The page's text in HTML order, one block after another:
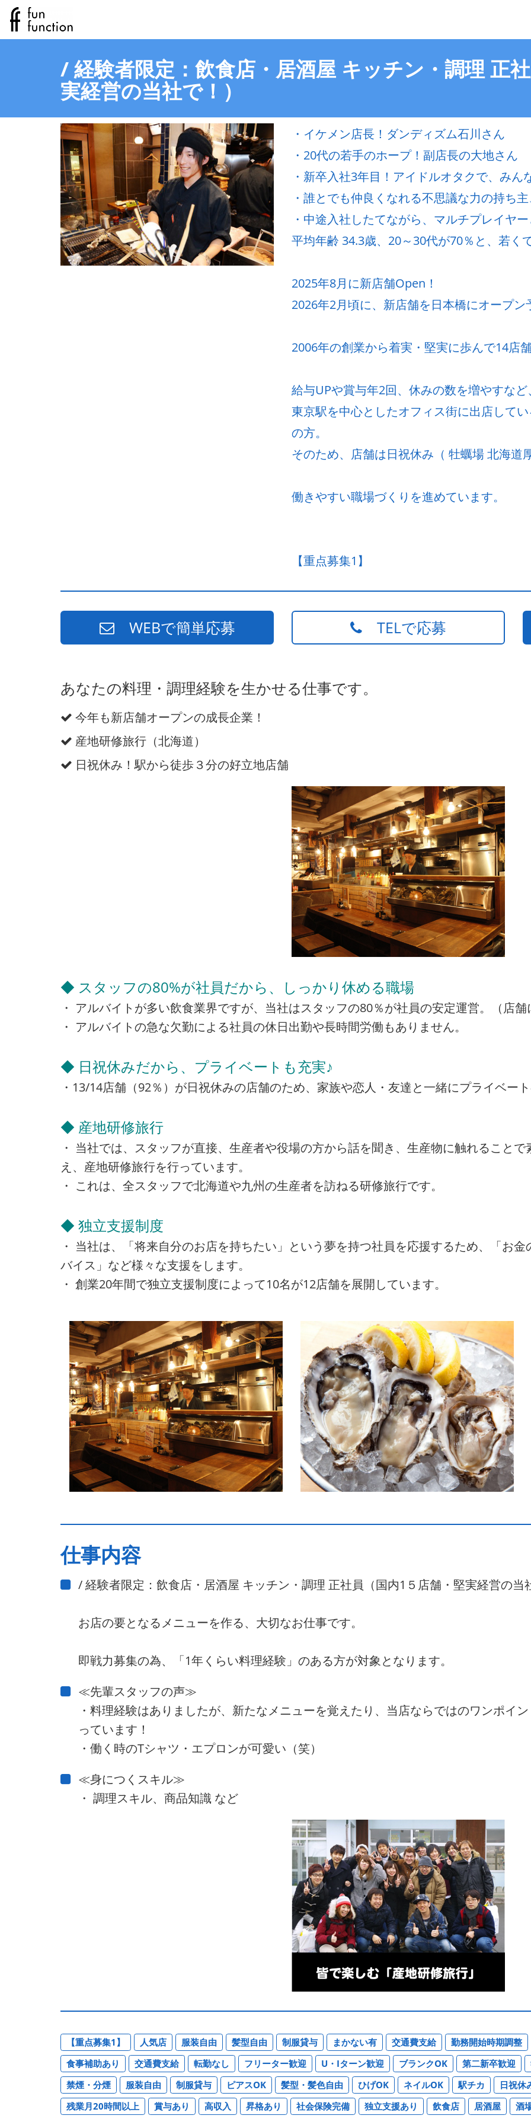
/ 経験者限定：飲食店・居酒屋 キッチン・調理 正
実経営の当社で！）
・イケメン店長！ダンディズム石川さん
・20代の若手のホープ！副店長の大地さん
・新卒入社3年目！アイドルオタクで、み
・誰とでも仲良くなれる不思議な力の持ち
・中途入社したてながら、マルチプレイヤ
平均年齢 34.3歳、20～30代が70％と、若く
2025年8月に新店舗Open！
2026年2月頃に、新店舗を日本橋にオープン
2006年の創業から着実・堅実に歩んで14店
給与UPや賞与年2回、休みの数を増やすな
東京駅を中心としたオフィス街に出店して
の方。
そのため、店舗は日祝休み（ 牡蠣場 北海道
働きやすい職場づくりを進めています。
【重点募集1】
WEBで簡単応募 TELで応募
あなたの料理・調理経験を生かせる仕事です。
今年も新店舗オープンの成長企業！
産地研修旅行（北海道）
日祝休み！駅から徒歩３分の好立地店舗
◆ スタッフの80%が社員だから、しっかり休める職場
・ アルバイトが多い飲食業界ですが、当社はスタッフの80％が社員の安定運営。（店
・ アルバイトの急な欠勤による社員の休日出勤や長時間労働もありません。
◆ 日祝休みだから、プライベートも充実♪
・13/14店舗（92％）が日祝休みの店舗のため、家族や恋人・友達と一緒にプライベー
◆ 産地研修旅行
・ 当社では、スタッフが直接、生産者や役場の方から話を聞き、生産物に触れること
え、産地研修旅行を行っています。
・ これは、全スタッフで北海道や九州の生産者を訪ねる研修旅行です。
◆ 独立支援制度
・ 当社は、「将来自分のお店を持ちたい」という夢を持つ社員を応援するため、「お
バイス」など様々な支援をします。
・ 創業20年間で独立支援制度によって10名が12店舗を展開しています。
仕事内容
/ 経験者限定：飲食店・居酒屋 キッチン・調理 正社員（国内1５店舗・堅実経営の当
お店の要となるメニューを作る、大切なお仕事です。
即戦力募集の為、「1年くらい料理経験」のある方が対象となります。
≪先輩スタッフの声≫
・料理経験はありましたが、新たなメニューを覚えたり、当店ならではのワンポイ
っています！
・働く時のTシャツ・エプロンが可愛い（笑）
≪身につくスキル≫
・ 調理スキル、商品知識 など
【重点募集1】 人気店 服装自由 髪型自由 制服貸与 まかない有 交通費支給
勤務開始時期調整
食事補助あり
交通費支給 転勤なし フリーター歓迎 U・Iターン歓迎 ブランクOK 第二新卒歓迎
禁煙・分煙
服装自由 制服貸与 ピアスOK 髪型・髪色自由 ひげOK ネイルOK 駅チカ
日祝休
残業月20時間以上
賞与あり 高収入 昇格あり 社会保険完備 独立支援あり 飲食店 居酒屋 酒